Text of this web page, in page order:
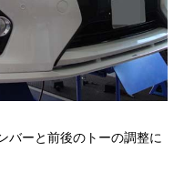
バーと前後のトーの調整に